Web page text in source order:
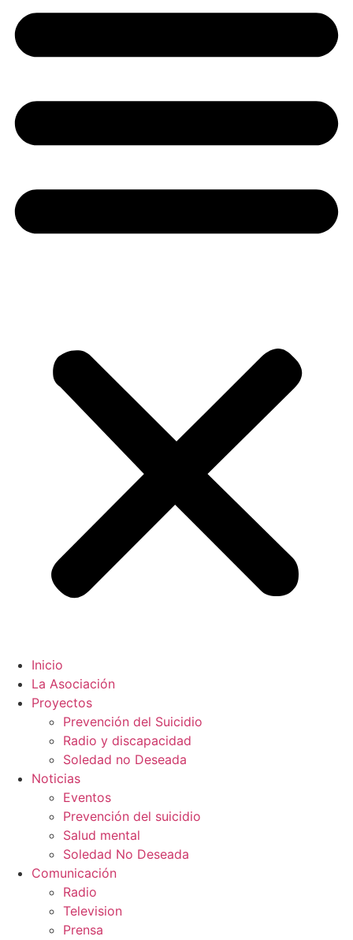
Inicio
La Asociación
Proyectos
Prevención del Suicidio
Radio y discapacidad
Soledad no Deseada
Noticias
Eventos
Prevención del suicidio
Salud mental
Soledad No Deseada
Comunicación
Radio
Television
Prensa